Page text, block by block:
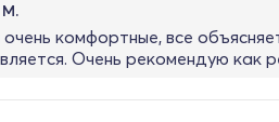
комфортные, все
Очень рекомендую как